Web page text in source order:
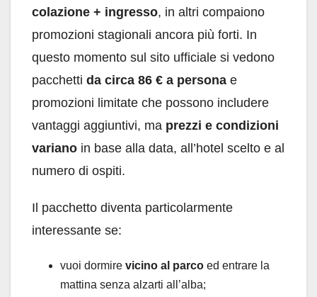
colazione + ingresso, in altri compaiono
promozioni stagionali ancora più forti. In
questo momento sul sito ufficiale si vedono
pacchetti da circa 86 € a persona e
promozioni limitate che possono includere
vantaggi aggiuntivi, ma prezzi e condizioni
variano in base alla data, all’hotel scelto e al
numero di ospiti.
Il pacchetto diventa particolarmente
interessante se:
vuoi dormire vicino al parco ed entrare la
mattina senza alzarti all’alba;